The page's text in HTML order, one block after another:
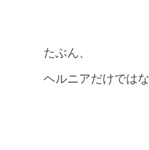
たぶん、
ヘルニアだけでは